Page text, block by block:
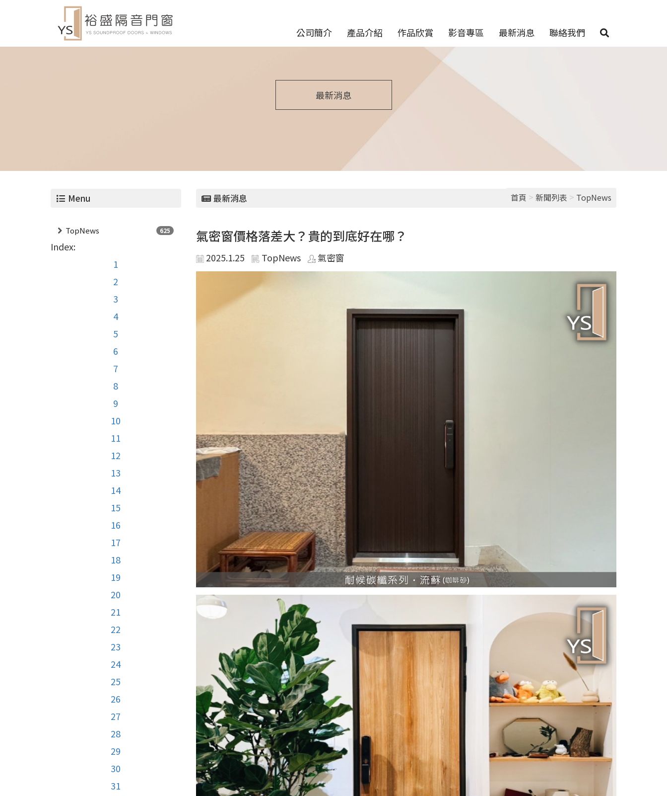
公司簡介 產品介紹 作品欣賞 影音專區 最新消息 聯絡我們
最新消息
Menu
TopNews 625
Index:
1
2
3
4
5
6
7
8
9
10
11
12
13
14
15
16
17
18
19
20
21
22
23
24
25
26
27
28
29
30
31
最新消息 首頁 > 新聞列表 > TopNews
氣密窗價格落差大？貴的到底好在哪？
2025.1.25 TopNews 氣密窗